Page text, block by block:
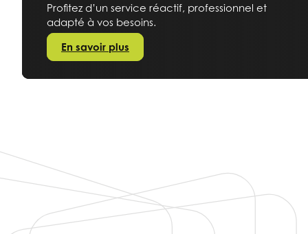
Profitez d’un service réactif, professionnel et
adapté à vos besoins.
En savoir plus